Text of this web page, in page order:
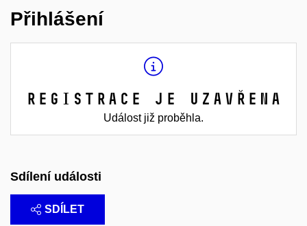
Přihlášení
Registrace je uzavřena
Událost již proběhla.
Sdílení události
SDÍLET